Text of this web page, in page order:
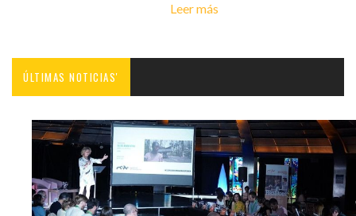
Leer más
ÚLTIMAS NOTICIAS'